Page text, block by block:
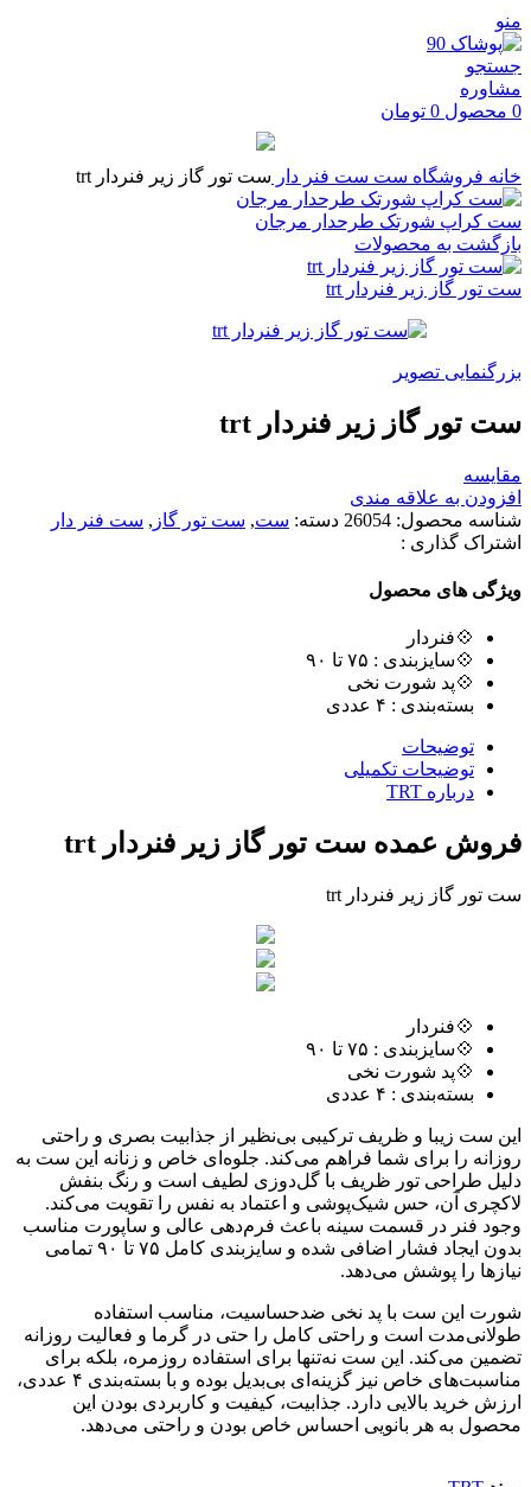
منو
جستجو
مشاوره
0 محصول 0 تومان
خانه فروشگاه ست ست فنر دار ست تور گاز زیر فنردار trt
ست کراپ شورتک طرحدار مرجان
بازگشت به محصولات
ست تور گاز زیر فنردار trt
بزرگنمایی تصویر
ست تور گاز زیر فنردار trt
مقایسه
افزودن به علاقه مندی
شناسه محصول: 26054 دسته: ست, ست تور گاز , ست فنر دار
اشتراک گذاری :
ویژگی های محصول
💠فنردار
💠سایزبندی : ٧۵ تا ٩٠
💠پد شورت نخی
بسته‌بندی : ۴ عددی
توضیحات
توضیحات تکمیلی
درباره TRT
فروش عمده ست تور گاز زیر فنردار trt
ست تور گاز زیر فنردار trt
💠فنردار
💠سایزبندی : ٧۵ تا ٩٠
💠پد شورت نخی
بسته‌بندی : ۴ عددی
این ست زیبا و ظریف ترکیبی بی‌نظیر از جذابیت بصری و راحتی
روزانه را برای شما فراهم می‌کند. جلوه‌ای خاص و زنانه این ست به
دلیل طراحی تور ظریف با گل‌دوزی لطیف است و رنگ بنفش
لاکچری آن، حس شیک‌پوشی و اعتماد به نفس را تقویت می‌کند.
وجود فنر در قسمت سینه باعث فرم‌دهی عالی و ساپورت مناسب
بدون ایجاد فشار اضافی شده و سایزبندی کامل ۷۵ تا ۹۰ تمامی
نیازها را پوشش می‌دهد.
شورت این ست با پد نخی ضدحساسیت، مناسب استفاده
طولانی‌مدت است و راحتی کامل را حتی در گرما و فعالیت روزانه
تضمین می‌کند. این ست نه‌تنها برای استفاده روزمره، بلکه برای
مناسبت‌های خاص نیز گزینه‌ای بی‌بدیل بوده و با بسته‌بندی ۴ عددی،
ارزش خرید بالایی دارد. جذابیت، کیفیت و کاربردی بودن این
محصول به هر بانویی احساس خاص بودن و راحتی می‌دهد.